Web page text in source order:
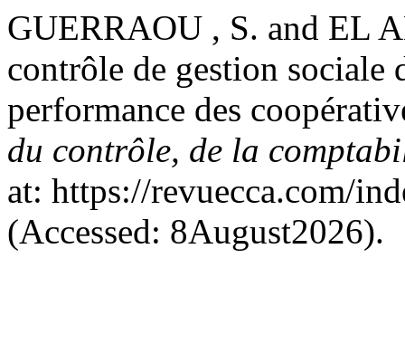
GUERRAOU , S. and EL
contrôle de gestion sociale
performance des
du contrôle, de la
at: https://revuecca.com/
(Accessed: 8August2026).